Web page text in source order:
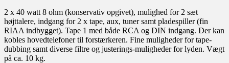
2 x 40 watt 8 ohm (konservativ opgivet), mulighed for 2 sæt
højttalere, indgang for 2 x tape, aux, tuner samt pladespiller (fin
RIAA indbygget). Tape 1 med både RCA og DIN indgang. Der kan
kobles hovedtelefoner til forstærkeren. Fine muligheder for tape-
dubbing samt diverse filtre og justerings-muligheder for lyden. Vægt
på ca. 10 kg.